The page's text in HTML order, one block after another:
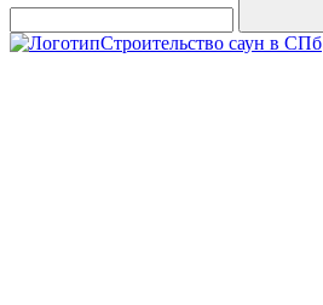
Строительство саун в СПб